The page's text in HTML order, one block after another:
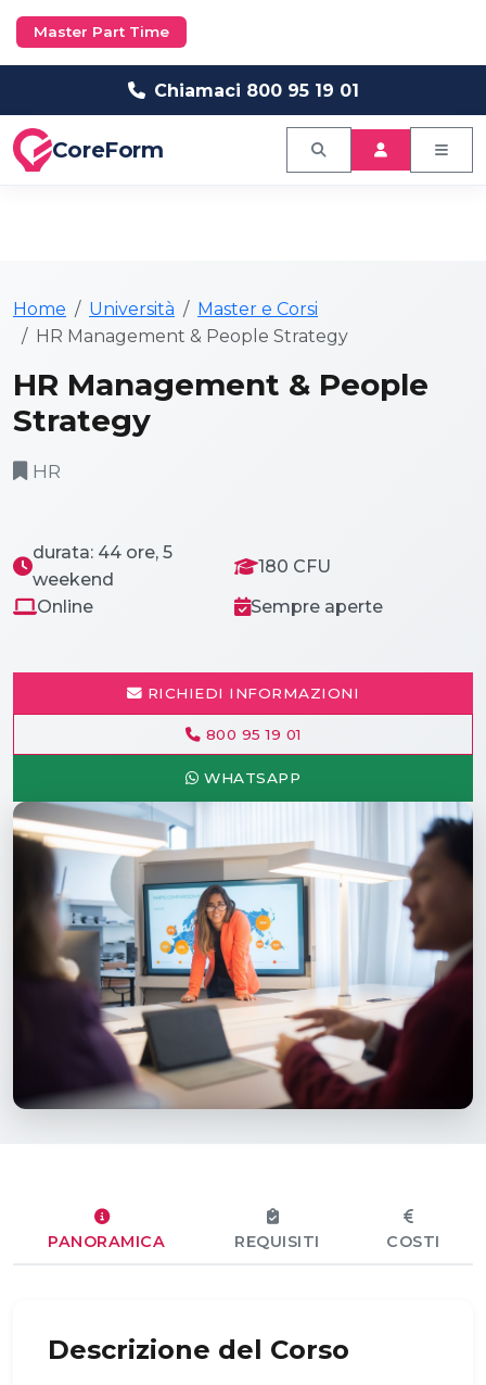
Chiamaci 800 95 19 01
CoreForm
Home Università
Master e Corsi
HR Management & People Strategy
Master Part Time
HR Management & People
Strategy
HR
durata: 44 ore, 5
weekend
180 CFU
Online
Sempre aperte
RICHIEDI INFORMAZIONI
800 95 19 01
WHATSAPP
PANORAMICA REQUISITI COSTI
Descrizione del Corso